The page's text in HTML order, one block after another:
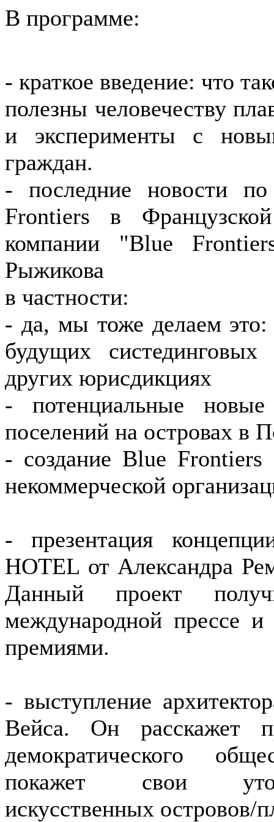
В программе:
- краткое введение: что
полезны человечеству
и эксперименты с
граждан.
- последние новости по
Frontiers в
компании "Blue
Рыжикова
в частности:
- да, мы тоже делаем
будущих
других юрисдикциях
- потенциальные
поселений на островах в
- создание Blue
некоммерческой
- презентация
HOTEL от Александра
Данный проект
международной прессе
премиями.
- выступление
Вейса. Он расскажет
демократического
покажет свои
искусственных островов/